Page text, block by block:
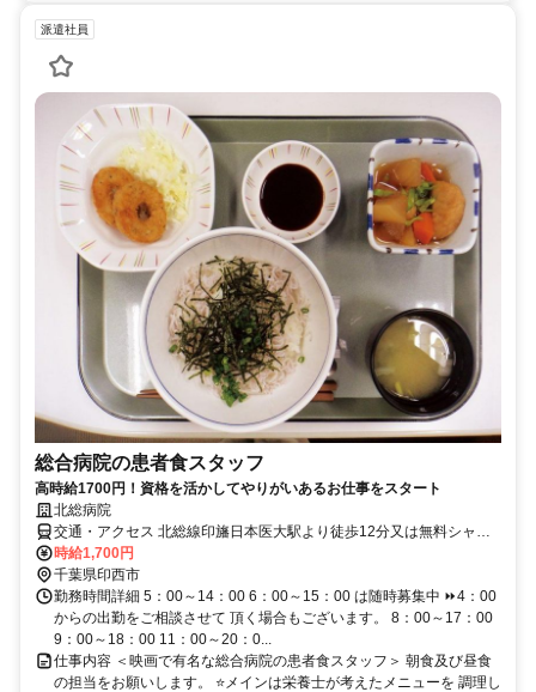
派遣社員
総合病院の患者食スタッフ
高時給1700円！資格を活かしてやりがいあるお仕事をスタート
北総病院
交通・アクセス 北総線印旛日本医大駅より徒歩12分又は無料シャト
ルバスあり
時給1,700円
千葉県印西市
勤務時間詳細 5：00～14：00 6：00～15：00 は随時募集中 ⏩4：00
からの出勤をご相談させて 頂く場合もございます。 8：00～17：00
9：00～18：00 11：00～20：0...
仕事内容 ＜映画で有名な総合病院の患者食スタッフ＞ 朝食及び昼食
の担当をお願いします。 ⭐メインは栄養士が考えたメニューを 調理し